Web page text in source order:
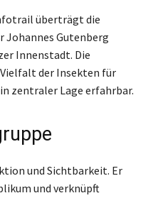
überträgt die
Johannes Gutenberg
Innenstadt. Die
der Insekten für
zentraler Lage erfahrbar.
und Sichtbarkeit. Er
und verknüpft